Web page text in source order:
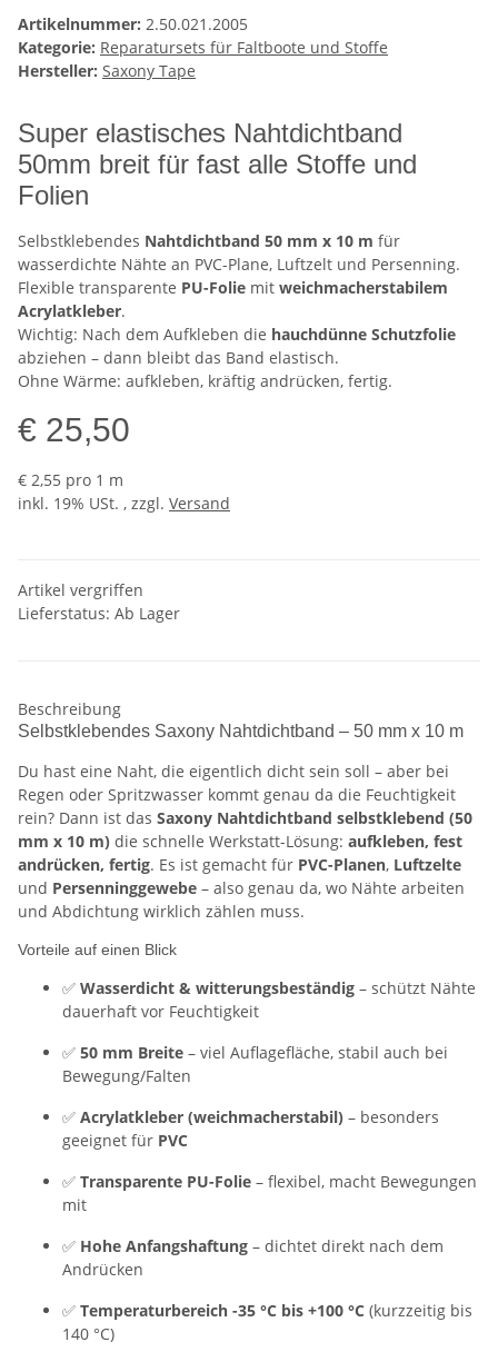
Artikelnummer: 2.50.021.2005
Kategorie: Reparatursets für Faltboote und Stoffe
Hersteller: Saxony Tape
Super elastisches Nahtdichtband
50mm breit für fast alle Stoffe und
Folien
Selbstklebendes Nahtdichtband 50 mm x 10 m für
wasserdichte Nähte an PVC-Plane, Luftzelt und Persenning.
Flexible transparente PU-Folie mit weichmacherstabilem
Acrylatkleber.
Wichtig: Nach dem Aufkleben die hauchdünne Schutzfolie
abziehen – dann bleibt das Band elastisch.
Ohne Wärme: aufkleben, kräftig andrücken, fertig.
€ 25,50
€ 2,55 pro 1 m
inkl. 19% USt. , zzgl. Versand
Artikel vergriffen
Lieferstatus: Ab Lager
Beschreibung
Selbstklebendes Saxony Nahtdichtband – 50 mm x 10 m
Du hast eine Naht, die eigentlich dicht sein soll – aber bei
Regen oder Spritzwasser kommt genau da die Feuchtigkeit
rein? Dann ist das Saxony Nahtdichtband selbstklebend (50
mm x 10 m) die schnelle Werkstatt-Lösung: aufkleben, fest
andrücken, fertig. Es ist gemacht für PVC-Planen, Luftzelte
und Persenninggewebe – also genau da, wo Nähte arbeiten
und Abdichtung wirklich zählen muss.
Vorteile auf einen Blick
✅ Wasserdicht & witterungsbeständig – schützt Nähte
dauerhaft vor Feuchtigkeit
✅ 50 mm Breite – viel Auflagefläche, stabil auch bei
Bewegung/Falten
✅ Acrylatkleber (weichmacherstabil) – besonders
geeignet für PVC
✅ Transparente PU-Folie – flexibel, macht Bewegungen
mit
✅ Hohe Anfangshaftung – dichtet direkt nach dem
Andrücken
✅ Temperaturbereich -35 °C bis +100 °C (kurzzeitig bis
140 °C)